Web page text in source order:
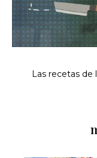
Las recetas de